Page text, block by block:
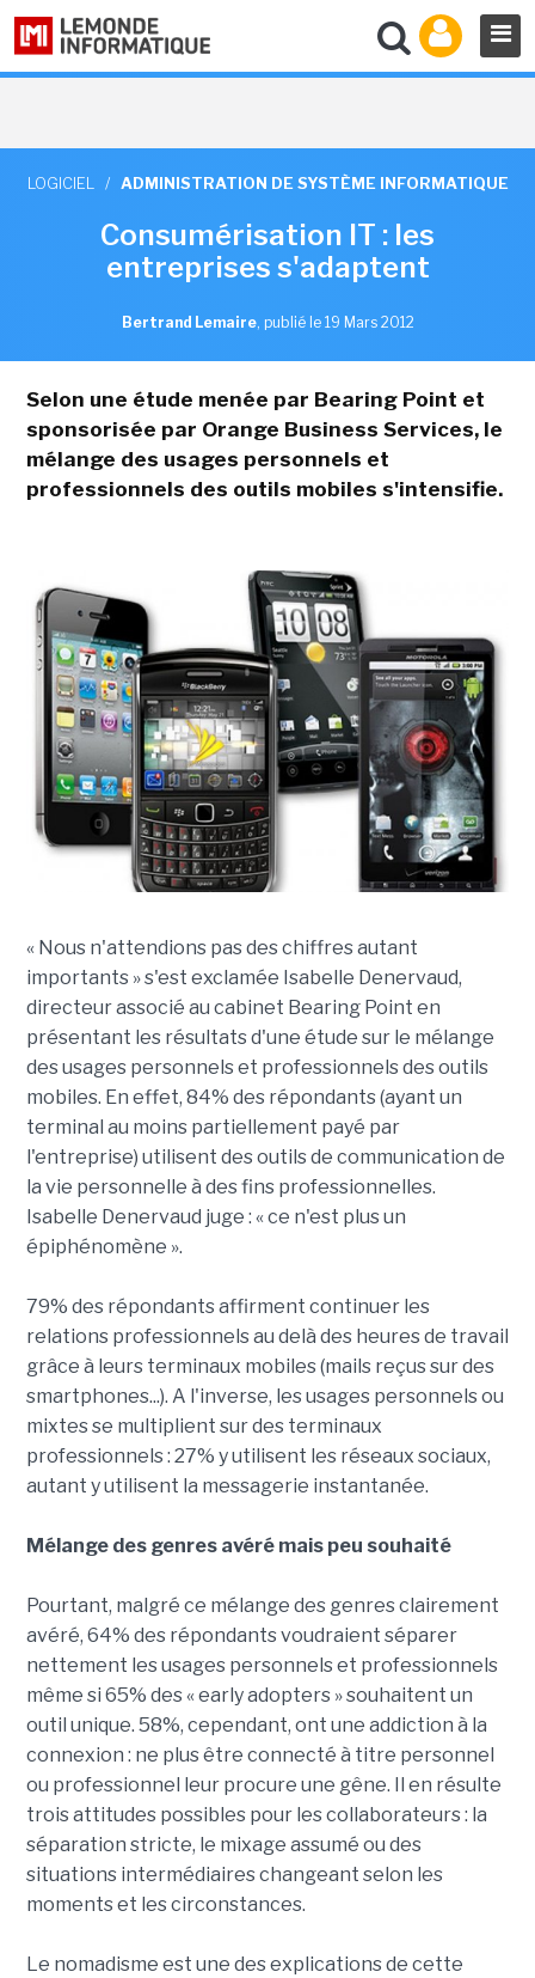
LOGICIEL / ADMINISTRATION DE SYSTÈME INFORMATIQUE
Consumérisation IT : les
entreprises s'adaptent
Bertrand Lemaire, publié le 19 Mars 2012
Selon une étude menée par Bearing Point et
sponsorisée par Orange Business Services, le
mélange des usages personnels et
professionnels des outils mobiles s'intensifie.
« Nous n'attendions pas des chiffres autant
importants » s'est exclamée Isabelle Denervaud,
directeur associé au cabinet Bearing Point en
présentant les résultats d'une étude sur le mélange
des usages personnels et professionnels des outils
mobiles. En effet, 84% des répondants (ayant un
terminal au moins partiellement payé par
l'entreprise) utilisent des outils de communication de
la vie personnelle à des fins professionnelles.
Isabelle Denervaud juge : « ce n'est plus un
épiphénomène ».
79% des répondants affirment continuer les
relations professionnels au delà des heures de travail
grâce à leurs terminaux mobiles (mails reçus sur des
smartphones...). A l'inverse, les usages personnels ou
mixtes se multiplient sur des terminaux
professionnels : 27% y utilisent les réseaux sociaux,
autant y utilisent la messagerie instantanée.
Mélange des genres avéré mais peu souhaité
Pourtant, malgré ce mélange des genres clairement
avéré, 64% des répondants voudraient séparer
nettement les usages personnels et professionnels
même si 65% des « early adopters » souhaitent un
outil unique. 58%, cependant, ont une addiction à la
connexion : ne plus être connecté à titre personnel
ou professionnel leur procure une gêne. Il en résulte
trois attitudes possibles pour les collaborateurs : la
séparation stricte, le mixage assumé ou des
situations intermédiaires changeant selon les
moments et les circonstances.
Le nomadisme est une des explications de cette